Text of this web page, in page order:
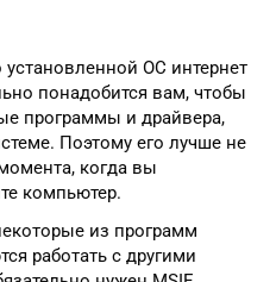
установленной ОС интернет
понадобится вам, чтобы
программы и драйвера,
Поэтому его лучше не
когда вы
компьютер.
из программ
работать с другими